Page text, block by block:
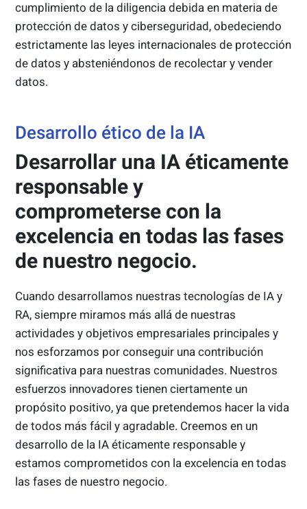
cumplimiento de la diligencia debida en materia de
protección de datos y ciberseguridad, obedeciendo
estrictamente las leyes internacionales de protección
de datos y absteniéndonos de recolectar y vender
datos.
Desarrollo ético de la IA
Desarrollar una IA éticamente
responsable y
comprometerse con la
excelencia en todas las fases
de nuestro negocio.
Cuando desarrollamos nuestras tecnologías de IA y
RA, siempre miramos más allá de nuestras
actividades y objetivos empresariales principales y
nos esforzamos por conseguir una contribución
significativa para nuestras comunidades. Nuestros
esfuerzos innovadores tienen ciertamente un
propósito positivo, ya que pretendemos hacer la vida
de todos más fácil y agradable. Creemos en un
desarrollo de la IA éticamente responsable y
estamos comprometidos con la excelencia en todas
las fases de nuestro negocio.